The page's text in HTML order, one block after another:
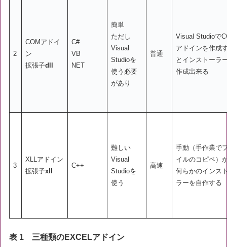
2
COMアドイ
ン
拡張子dll
C#
VB
NET
簡単
ただし
Visual
Studioを
使う必要
があり
普通
Visual Studioで
アドインを作成
とインストーラ
作成出来る
3
XLLアドイン
拡張子xll
C++
難しい
Visual
Studioを
使う
高速
手動（手作業で
イルのコピペ）
何らかのインス
ラーを自作する
表 1 三種類のEXCELアドイン